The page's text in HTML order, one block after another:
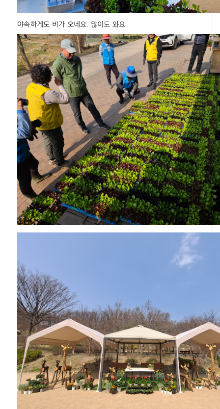
야속하게도 비가 오네요. 많이도 와요